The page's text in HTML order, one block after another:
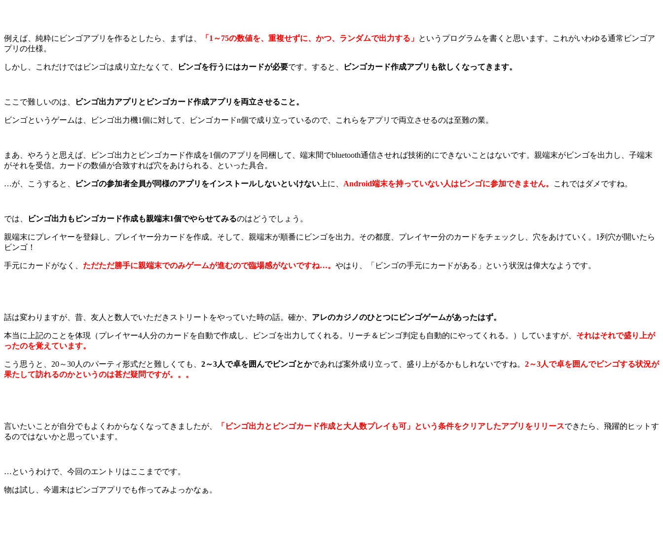
例えば、純粋にビンゴアプリを作るとしたら、まずは、 「1～75の数値を、重複せずに、かつ、ランダムで出力する」 というプログラムを書くと思います。これがいわゆる通常ビンゴア
プリの仕様。
しかし、これだけではビンゴは成り立たなくて、 ビンゴを行うにはカードが必要です。すると、 ビンゴカード作成アプリも欲しくなってきます。
ここで難しいのは、 ビンゴ出力アプリとビンゴカード作成アプリを両立させること。
ビンゴというゲームは、ビンゴ出力機1個に対して、ビンゴカードn個で成り立っているので、これらをアプリで両立させるのは至難の業。
まあ、やろうと思えば、ビンゴ出力とビンゴカード作成を1個のアプリを同梱して、端末間でbluetooth通信させれば技術的にできないことはないです。親端末がビンゴを出力し、子端末
がそれを受信。カードの数値が合致すれば穴をあけられる、といった具合。
…が、こうすると、 ビンゴの参加者全員が同様のアプリをインストールしないといけない 上に、 Android端末を持っていない人はビンゴに参加できません。 これではダメですね。
では、 ビンゴ出力もビンゴカード作成も親端末1個でやらせてみるのはどうでしょう。
親端末にプレイヤーを登録し、プレイヤー分カードを作成。そして、親端末が順番にビンゴを出力。その都度、プレイヤー分のカードをチェックし、穴をあけていく。1列穴が開いたら
ビンゴ！
手元にカードがなく、 ただただ勝手に親端末でのみゲームが進むので臨場感がないですね…。 やはり、「ビンゴの手元にカードがある」という状況は偉大なようです。
話は変わりますが、昔、友人と数人でいただきストリートをやっていた時の話。確か、 アレのカジノのひとつにビンゴゲームがあったはず。
本当に上記のことを体現（プレイヤー4人分のカードを自動で作成し、ビンゴを出力してくれる。リーチ＆ビンゴ判定も自動的にやってくれる。）していますが、 それはそれで盛り上が
ったのを覚えています。
こう思うと、20～30人のパーティ形式だと難しくても、 2～3人で卓を囲んでビンゴとかであれば案外成り立って、盛り上がるかもしれないですね。 2～3人で卓を囲んでビンゴする状況が
果たして訪れるのかというのは甚だ疑問ですが。。。
言いたいことが自分でもよくわからなくなってきましたが、 「ビンゴ出力とビンゴカード作成と大人数プレイも可」という条件をクリアしたアプリをリリースできたら、飛躍的ヒットす
るのではないかと思っています。
…というわけで、今回のエントリはここまでです。
物は試し、今週末はビンゴアプリでも作ってみよっかなぁ。